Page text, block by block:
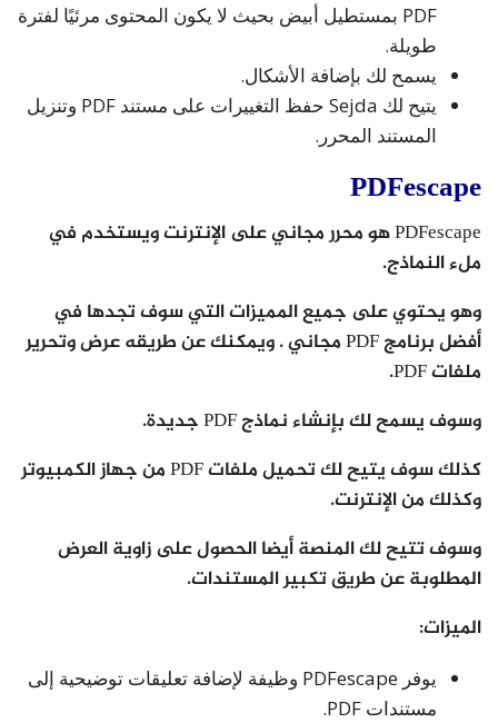
PDF بمستطيل أبيض بحيث لا يكون المحتوى مرئيًا لفترة
طويلة.
يسمح لك بإضافة الأشكال.
يتيح لك Sejda حفظ التغييرات على مستند PDF وتنزيل
المستند المحرر.
PDFescape
PDFescape هو محرر مجاني على الإنترنت ويستخدم في
ملء النماذج.
وهو يحتوي على جميع المميزات التي سوف تجدها في
أفضل برنامج PDF مجاني . ويمكنك عن طريقه عرض وتحرير
ملفات PDF.
وسوف يسمح لك بإنشاء نماذج PDF جديدة.
كذلك سوف يتيح لك تحميل ملفات PDF من جهاز الكمبيوتر
وكذلك من الإنترنت.
وسوف تتيح لك المنصة أيضا الحصول على زاوية العرض
المطلوبة عن طريق تكبير المستندات.
الميزات:
يوفر PDFescape وظيفة لإضافة تعليقات توضيحية إلى
مستندات PDF.